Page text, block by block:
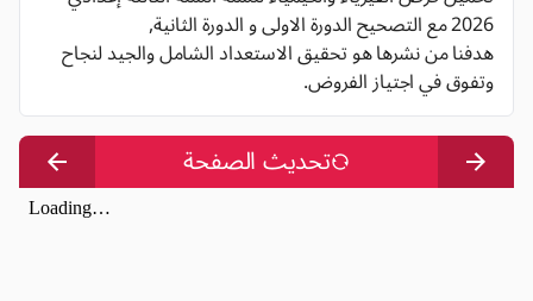
2026 مع التصحيح الدورة الاولى و الدورة الثانية,
هدفنا من نشرها هو تحقيق الاستعداد الشامل والجيد لنجاح
وتفوق في اجتياز الفروض.
تحديث الصفحة